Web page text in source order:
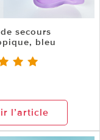
secours
bleu
l’article